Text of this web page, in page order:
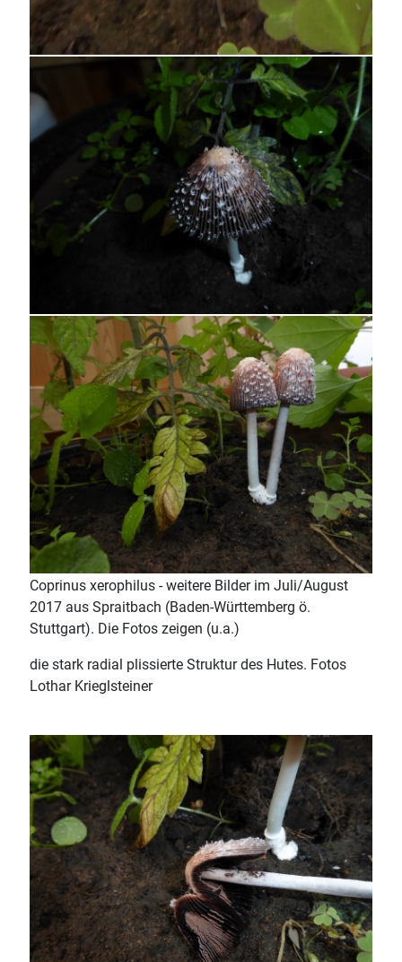
Coprinus xerophilus - weitere Bilder im Juli/August
2017 aus Spraitbach (Baden-Württemberg ö.
Stuttgart). Die Fotos zeigen (u.a.)
die stark radial plissierte Struktur des Hutes. Fotos
Lothar Krieglsteiner